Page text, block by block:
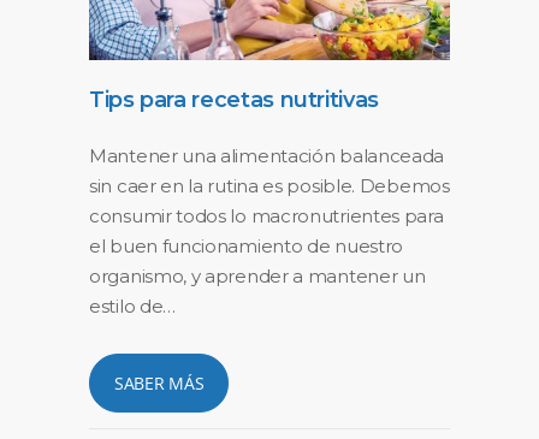
Tips para recetas nutritivas
Mantener una alimentación balanceada
sin caer en la rutina es posible. Debemos
consumir todos lo macronutrientes para
el buen funcionamiento de nuestro
organismo, y aprender a mantener un
estilo de…
SABER MÁS